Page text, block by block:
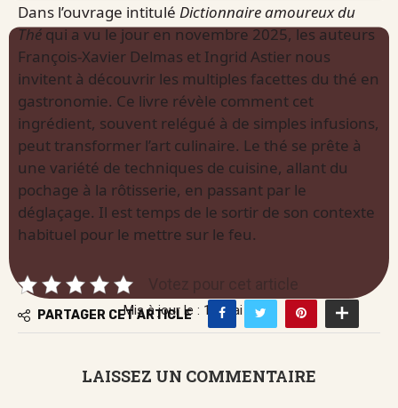
Mis à jour le : 13 mai 2026
Dans l’ouvrage intitulé Dictionnaire amoureux du
Théqui a vu le jour en novembre 2025, les auteurs
François-Xavier Delmas et Ingrid Astier nous
invitent à découvrir les multiples facettes du thé en
gastronomie. Ce livre révèle comment cet
ingrédient, souvent relégué à de simples infusions,
peut transformer l’art culinaire. Le thé se prête à
une variété de techniques de cuisine, allant du
pochage à la rôtisserie, en passant par le
déglaçage. Il est temps de le sortir de son contexte
habituel pour le mettre sur le feu.
Votez pour cet article
PARTAGER CET ARTICLE
LAISSEZ UN COMMENTAIRE